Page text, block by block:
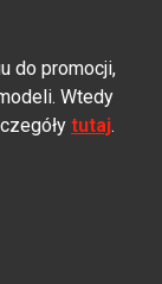
do promocji,
Wtedy
tutaj.